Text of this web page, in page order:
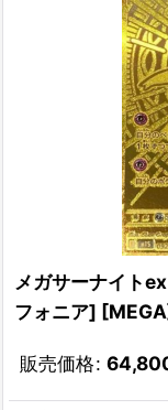
メガサーナイト
フォニア]
販売価格: